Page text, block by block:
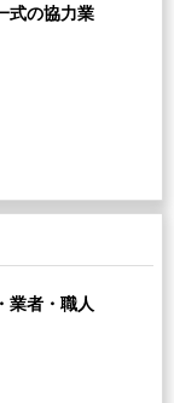
式の協力業
業者・職人